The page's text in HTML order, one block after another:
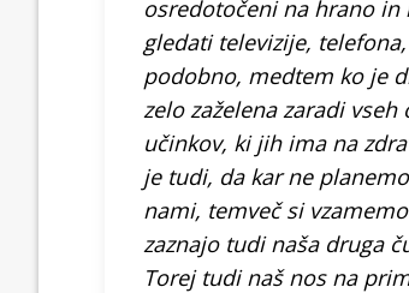
osredotočeni na hrano in
gledati televizije,
podobno, medtem ko je
zelo zaželena zaradi
učinkov, ki jih ima na
je tudi, da kar ne
nami, temveč si
zaznajo tudi naša druga
Torej tudi naš nos na